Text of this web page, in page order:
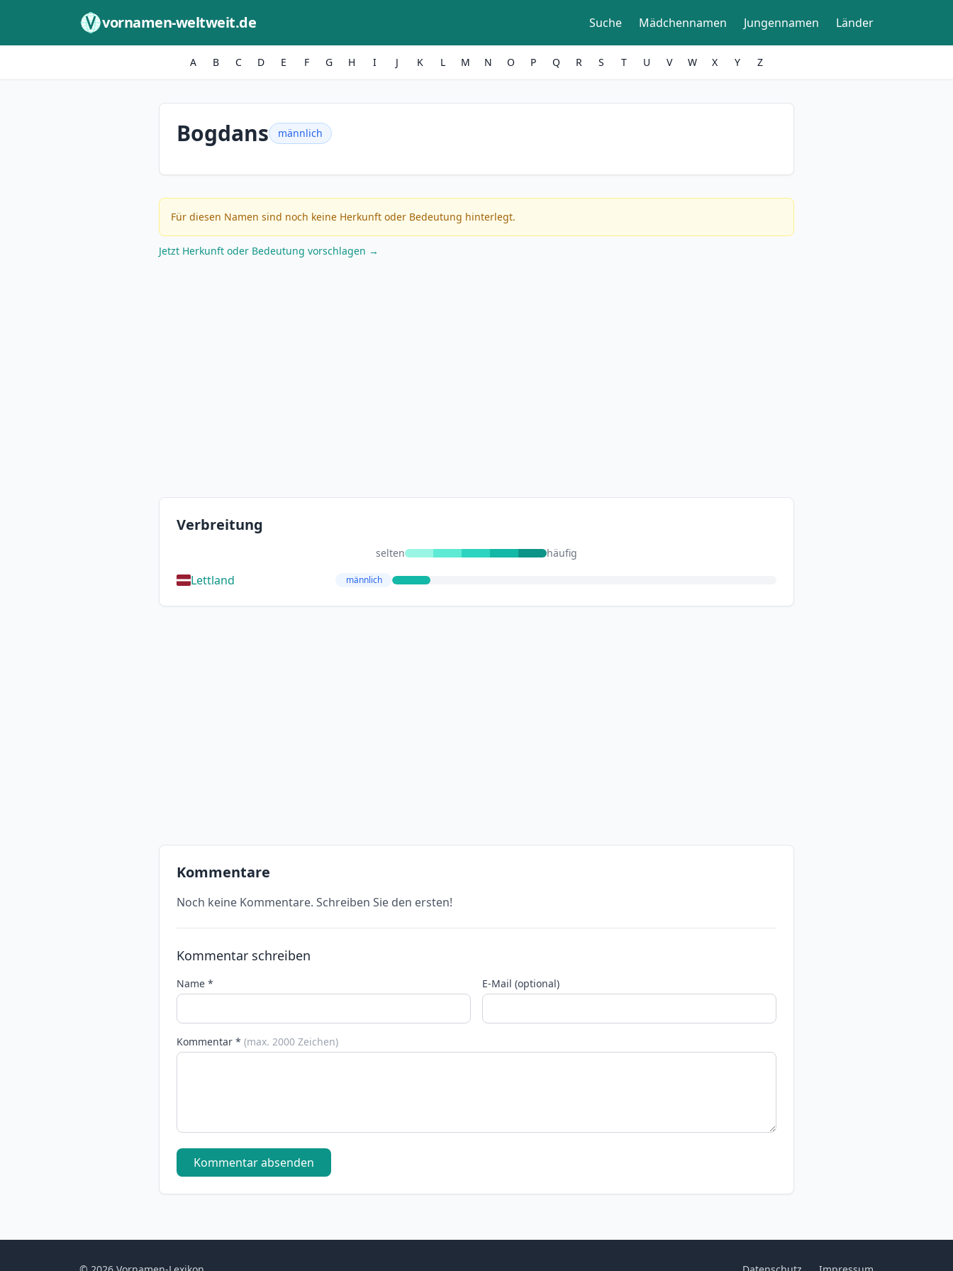
vornamen-weltweit.de Suche Mädchennamen Jungennamen Länder
A B C D E F G H I J K L M N O P Q R S T U V W X Y Z
Bogdans männlich
Für diesen Namen sind noch keine Herkunft oder Bedeutung hinterlegt.
Jetzt Herkunft oder Bedeutung vorschlagen →
Verbreitung
selten häufig
Lettland männlich
Kommentare
Noch keine Kommentare. Schreiben Sie den ersten!
Kommentar schreiben
Name * E-Mail (optional)
Kommentar * (max. 2000 Zeichen)
Kommentar absenden